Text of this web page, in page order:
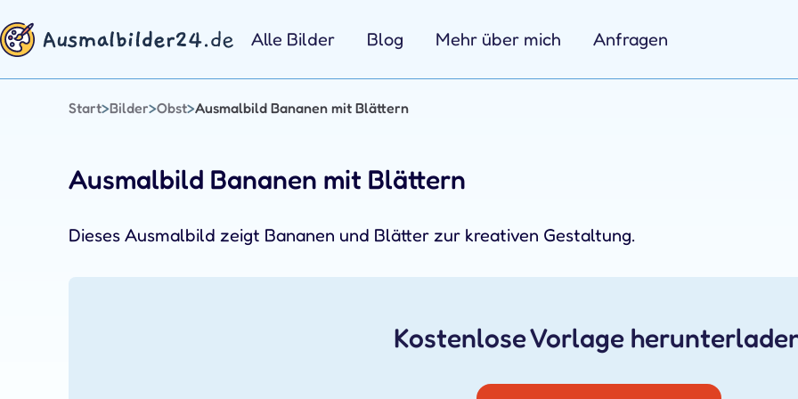
Inhalt
Alle Bilder Blog Mehr über mich Anfragen
Start>Bilder>Obst>Ausmalbild Bananen mit Blättern
Ausmalbild Bananen mit Blättern
Dieses Ausmalbild zeigt Bananen und Blätter zur kreativen Gestaltung.
Kostenlose Vorlage